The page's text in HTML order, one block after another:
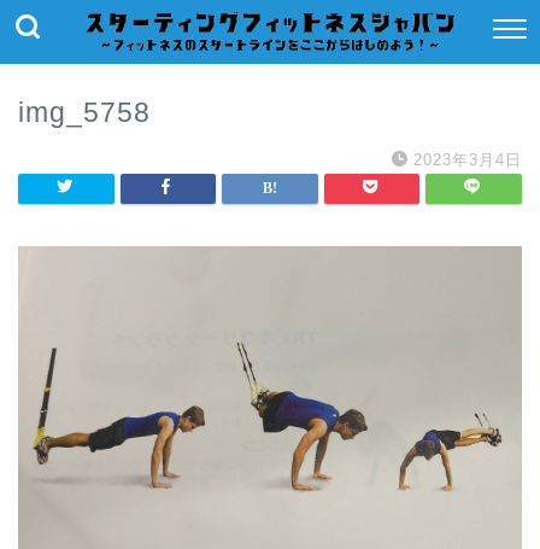
img_5758
2023年3月4日